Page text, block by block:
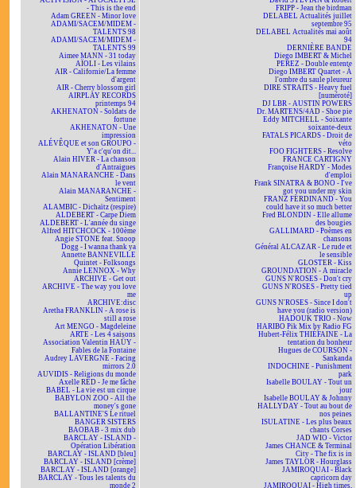
- This is the end
Adam GREEN - Minor love
ADAMI/SACEM/MIDEM -
TALENTS 98
ADAMI/SACEM/MIDEM -
TALENTS 99
Aimee MANN - 31 today
AÏOLI - Les vilains
AIR - Californie/La femme
d'argent
AIR - Cherry blossom girl
AIRPLAY RECORDS
printemps 94
AKHENATON - Soldats de
fortune
AKHENATON - Une
impression
ALÉVÊQUE et son GROUPO -
Y'a c'qu'on dit...
Alain HIVER - La chanson
d'Antraigues
Alain MANARANCHE - Dans
le vent
Alain MANARANCHE -
Sentiment
ALAMBIC - Dichaïtz (respire)
ALDEBERT - Carpe Diem
ALDEBERT - L'année du singe
Alfred HITCHCOCK - 100ème
Angie STONE feat. Snoop
Dogg - I wanna thank ya
Annette BANNEVILLE
Quintet - Folksongs
Annie LENNOX - Why
ARCHIVE - Get out
ARCHIVE - The way you love
me
ARCHIVE:disc
Aretha FRANKLIN - A rose is
still a rose
Art MENGO - Magdeleine
ARTE - Les 4 saisons
Association Valentin HAÜY -
Fables de la Fontaine
Audrey LAVERGNE - Facing
mirrors 2.0
AUVIDIS - Religions du monde
Axelle RED - Je me fâche
BABEL - La vie est un cirque
BABYLON ZOO - All the
money's gone
BALLANTINE'S Le rituel
BANGER SISTERS
BAOBAB - 3 mix dub
BARCLAY - ISLAND -
Opération Libération
BARCLAY - ISLAND [bleu]
BARCLAY - ISLAND [crème]
BARCLAY - ISLAND [orange]
BARCLAY - Tous les talents du
monde 2
FRIPP - Jean the birdman
DELABEL Actualités juillet
septembre 95
DELABEL Actualités mai août
94
DERNIÈRE BANDE
Diego IMBERT & Michel
PEREZ - Double entente
Diego IMBERT Quartet - À
l'ombre du saule pleureur
DIRE STRAITS - Heavy fuel
[numéroté]
DJ LBR - AUSTIN POWERS
Dr. MARTENS/4AD - Shoe pie
Eddy MITCHELL - Soixante
soixante-deux
FATALS PICARDS - Droit de
véto
FOO FIGHTERS - Resolve
FRANCE CARTIGNY
Françoise HARDY - Modes
d'emploi
Frank SINATRA & BONO - I've
got you under my skin
FRANZ FERDINAND - You
could have it so much better
Fred BLONDIN - Elle allume
des bougies
GALLIMARD - Poèmes en
chansons
Général ALCAZAR - Le rude et
le sensible
GLOSTER - Kiss
GROUNDATION - A miracle
GUNS N'ROSES - Don't cry
GUNS N'ROSES - Pretty tied
up
GUNS N'ROSES - Since I don't
have you (radio version)
HADOUK TRIO - Now
HARIBO Pik Mix by Radio FG
Hubert-Félix THIÉFAINE - La
tentation du bonheur
Hugues de COURSON -
Sankanda
INDOCHINE - Punishment
park
Isabelle BOULAY - Tout un
jour
Isabelle BOULAY & Johnny
HALLYDAY - Tout au bout de
nos peines
ISULATINE - Les plus beaux
chants Corses
JAD WIO - Victor
James CHANCE & Terminal
City - The fix is in
James TAYLOR - Hourglass
JAMIROQUAI - Black
capricorn day
JAMIROQUAI - High times,